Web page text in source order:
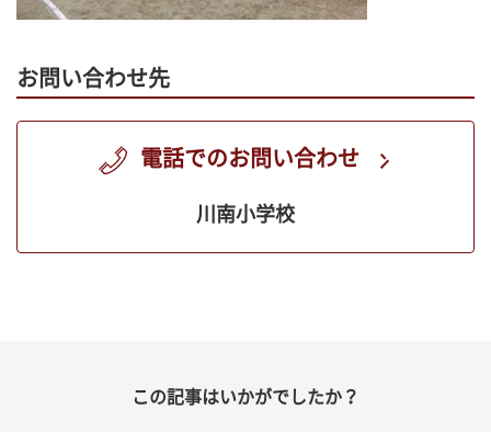
お問い合わせ先
電話でのお問い合わせ
川南小学校
この記事はいかがでしたか？